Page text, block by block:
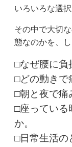
いろいろな選
その中で大切
態なのかを、
□なぜ腰に負
□どの動きで
□朝と夜で痛
□座っている
か。
□日常生活の